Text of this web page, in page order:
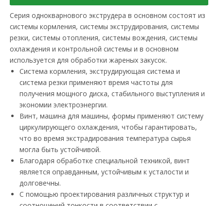
Серия однокварнового экструдера в основном состоят из
системы кормления, системы экструдирования, системы
резки, системы отопления, системы вождения, системы
охлаждения и контрольной системы и в основном
используется для обработки жареных закусок.
Система кормления, экструдирующая система и
система резки применяют время частоты для
получения мощного диска, стабильного выступления и
экономии электроэнергии.
Винт, машина для машины, формы применяют систему
циркулирующего охлаждения, чтобы гарантировать,
что во время экстрадирования температура сырья
могла быть устойчивой.
Благодаря обработке специальной техникой, винт
является оправданным, устойчивым к усталости и
долговечны.
С помощью проектирования различных структур и